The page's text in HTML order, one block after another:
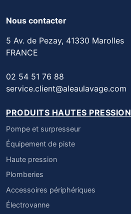
Nous contacter
5 Av. de Pezay, 41330 Marolles
FRANCE
02 54 51 76 88
service.client@aleaulavage.com
PRODUITS HAUTES PRESSION
Pompe et surpresseur
Équipement de piste
Haute pression
Plomberies
Accessoires périphériques
Électrovanne